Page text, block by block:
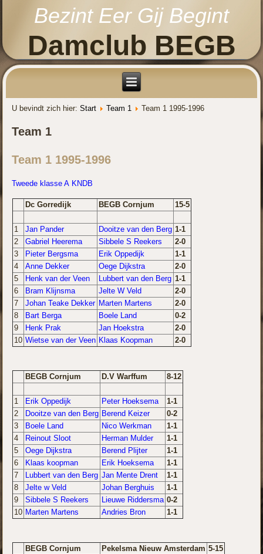
Bezint Eer Gij Begint
Damclub BEGB
U bevindt zich hier:Start Team 1 Team 1 1995-1996
Team 1
Team 1 1995-1996
Tweede klasse A KNDB
Dc Gorredijk BEGB Cornjum 15-5
1 Jan Pander Dooitze van den Berg 1-1
2
Gabriel Heerema Sibbele S Reekers
2-0
3
Pieter Bergsma Erik Oppedijk
1-1
4
Anne Dekker Oege Dijkstra
2-0
5
Henk van der Veen Lubbert van den Berg 1-1
6
Bram Klijnsma Jelte W Veld
2-0
7
Johan Teake Dekker Marten Martens
2-0
8
Bart Berga Boele Land
0-2
9
Henk Prak Jan Hoekstra
2-0
10 Wietse van der Veen Klaas Koopman 2-0
BEGB Cornjum D.V Warffum 8-12
1 Erik Oppedijk Peter Hoeksema
1-1
2
Dooitze van den Berg Berend Keizer
0-2
3
Boele Land Nico Werkman
1-1
4
Reinout Sloot Herman Mulder
1-1
5
Oege Dijkstra Berend Plijter
1-1
6
Klaas koopman Erik Hoeksema
1-1
7
Lubbert van den Berg Jan Mente Drent
1-1
8
Jelte w Veld Johan Berghuis
1-1
9
Sibbele S Reekers Lieuwe Riddersma 0-2
10 Marten Martens Andries Bron 1-1
BEGB Cornjum Pekelsma Nieuw Amsterdam 5-15